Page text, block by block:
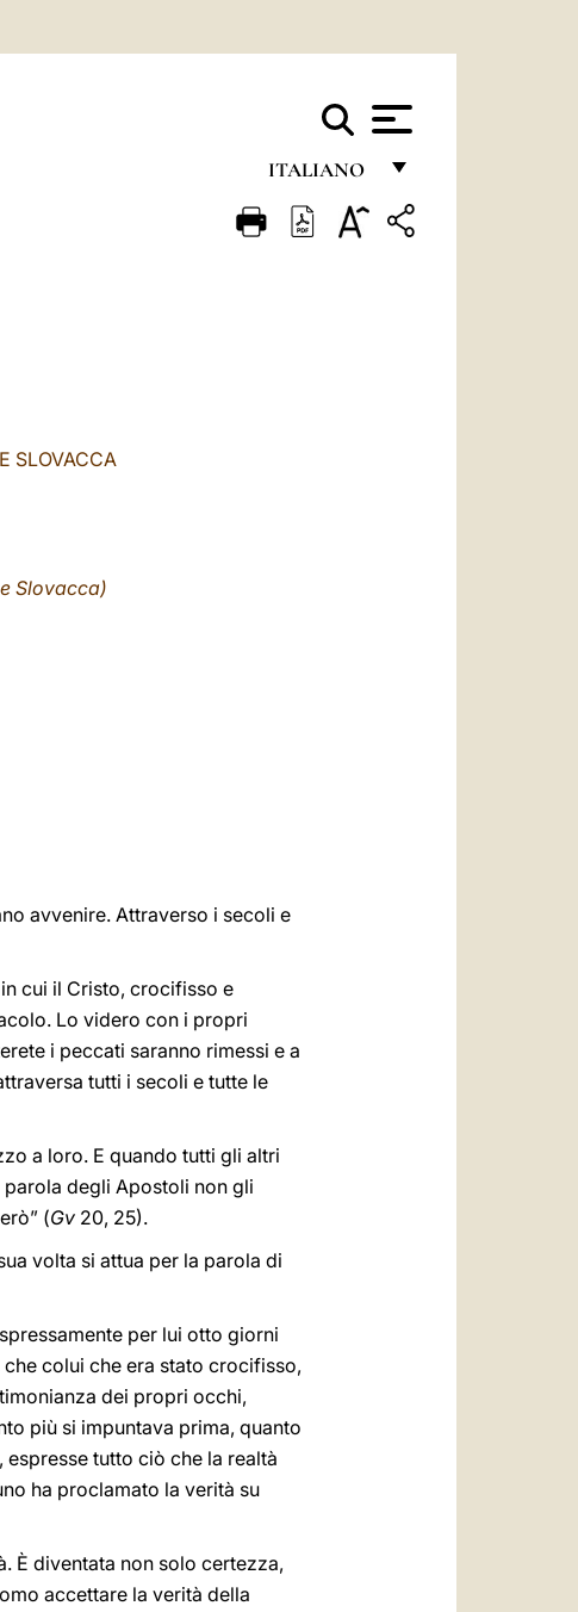
ITALIANO
FRANÇAIS
SLOVACCA
Slovacca)
avvenire. Attraverso i secoli e
in cui il Cristo, crocifisso e
Lo videro con i propri
i peccati saranno rimessi e a
tutti i secoli e tutte le
a loro. E quando tutti gli altri
degli Apostoli non gli
(Gv 20, 25).
volta si attua per la parola di
per lui otto giorni
colui che era stato crocifisso,
dei propri occhi,
più si impuntava prima, quanto
tutto ciò che la realtà
ha proclamato la verità su
È diventata non solo certezza,
accettare la verità della